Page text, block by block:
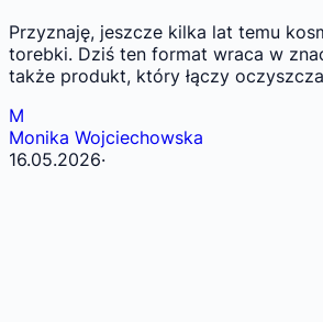
Przyznaję, jeszcze kilka lat temu
torebki. Dziś ten format wraca w
także produkt, który łączy
M
Monika Wojciechowska
16.05.2026·